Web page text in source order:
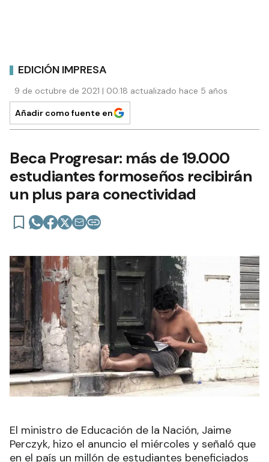
EDICIÓN IMPRESA
9 de octubre de 2021 | 00:18 actualizado hace 5 años
Añadir como fuente en
Beca Progresar: más de 19.000
estudiantes formoseños recibirán
un plus para conectividad
El ministro de Educación de la Nación, Jaime
Perczyk, hizo el anuncio el miércoles y señaló que
en el país un millón de estudiantes beneficiados